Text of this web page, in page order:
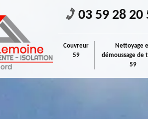
03 59 28 20
Couvreur
59
Nettoyage
démoussage de
59